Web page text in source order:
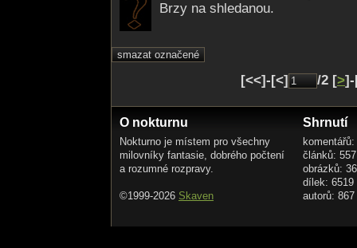
Brzy na shledanou.
[<<]-[<] /2 [>
O nokturnu
Nokturno je místem pro všechny
milovníky fantasie, dobrého počtení
a rozumné rozpravy.
©1999-2026 Skaven
Shrnutí
článků: 557
obrázků:
dílek: 6519
autorů: 867